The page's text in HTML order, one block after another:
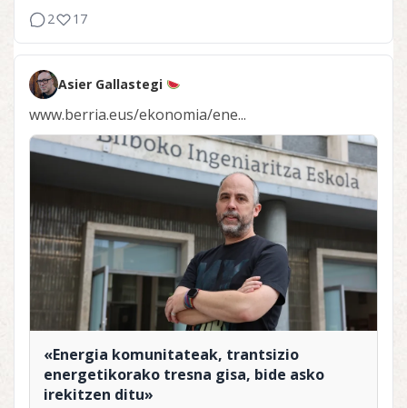
2
17
Asier Gallastegi
www.berria.eus/ekonomia/ene...
«Energia komunitateak, trantsizio
energetikorako tresna gisa, bide asko
irekitzen ditu»